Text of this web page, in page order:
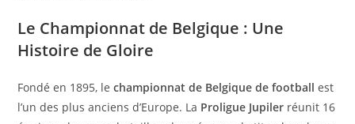
Le Championnat de Belgique : Une
Histoire de Gloire
Fondé en 1895, lechampionnat de Belgique de football est
l’un des plus anciens d’Europe. La Proligue Jupiler réunit 16